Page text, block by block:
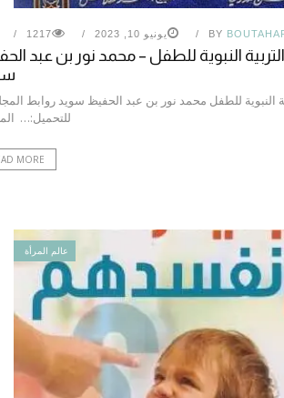
BY يونيو 10, 2023 1217
النبوية للطفل – محمد نور بن عبد
النبوية للطفل محمد نور بن عبد الحفيظ سويد روابط
للتحميل:…
MORE
عالم المرأة